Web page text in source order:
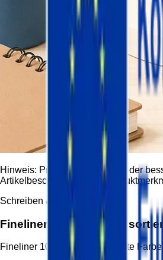
Hinweis: Produktbilder dienen der
Artikelbeschreibung und
Schreiben & Stifte
Fineliner 10er Packung
Fineliner 10er Packung sortierte